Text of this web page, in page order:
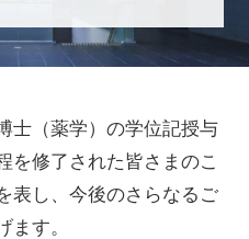
士（薬学）の学位記授与
を修了された皆さまのこ
表し、今後のさらなるご
ます。